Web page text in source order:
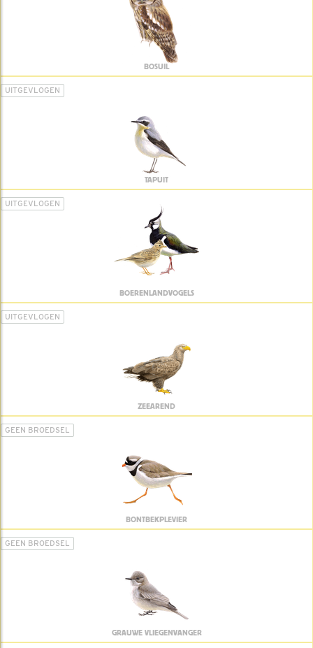
BOSUIL
UITGEVLOGEN
TAPUIT
UITGEVLOGEN
BOERENLANDVOGELS
UITGEVLOGEN
ZEEAREND
GEEN BROEDSEL
BONTBEKPLEVIER
GEEN BROEDSEL
GRAUWE VLIEGENVANGER